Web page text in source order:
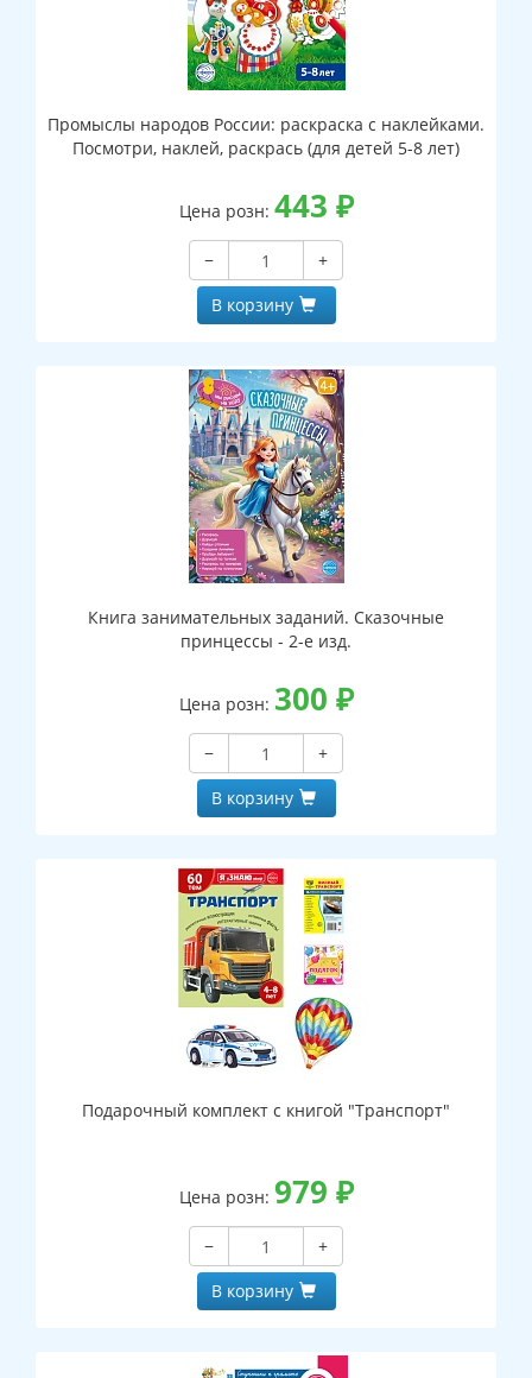
Промыслы народов России: раскраска с наклейками.
Посмотри, наклей, раскрась (для детей 5-8 лет)
Цена розн: 443 ₽
−
+
В корзину
Книга занимательных заданий. Сказочные
принцессы - 2-е изд.
Цена розн: 300 ₽
−
+
В корзину
Подарочный комплект с книгой "Транспорт"
Цена розн: 979 ₽
−
+
В корзину